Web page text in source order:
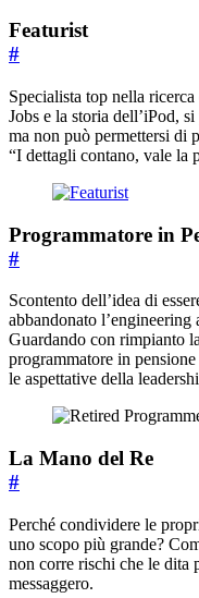
Featurist
#
Specialista top nella
Jobs e la storia dell’iPod,
ma non può permettersi di
“I dettagli contano, vale la
Programmatore in
#
Scontento dell’idea di
abbandonato
Guardando con rimpianto
programmatore in
le aspettative della
La Mano del Re
#
Perché condividere le
uno scopo più grande?
non corre rischi che le dita
messaggero.